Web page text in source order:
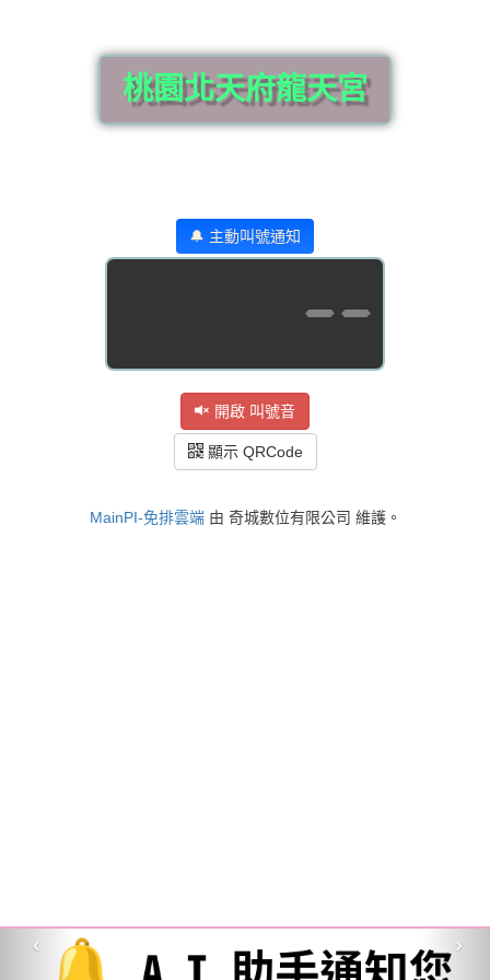
桃園北天府龍天宮
🔔 主動叫號通知
--
開啟 叫號音
顯示 QRCode
‹ ›
MainPI-免排雲端由 奇城數位有限公司 維護。